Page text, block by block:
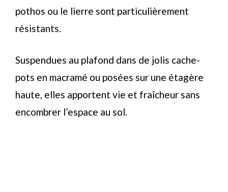
pothos ou le lierre sont particulièrement
résistants.
Suspendues au plafond dans de jolis cache-
pots en macramé ou posées sur une étagère
haute, elles apportent vie et fraîcheur sans
encombrer l’espace au sol.